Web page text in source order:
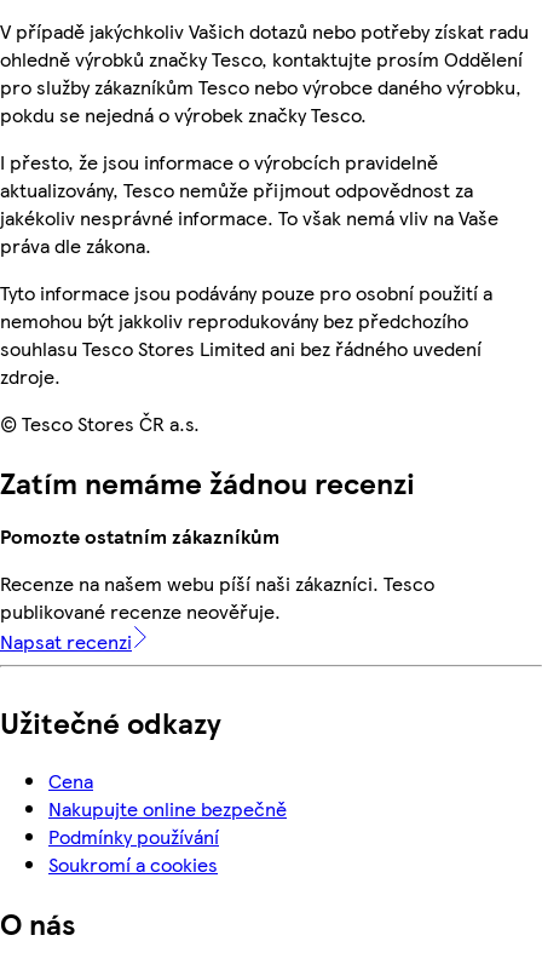
V případě jakýchkoliv Vašich dotazů nebo potřeby získat radu
ohledně výrobků značky Tesco, kontaktujte prosím Oddělení
pro služby zákazníkům Tesco nebo výrobce daného výrobku,
pokdu se nejedná o výrobek značky Tesco.
I přesto, že jsou informace o výrobcích pravidelně
aktualizovány, Tesco nemůže přijmout odpovědnost za
jakékoliv nesprávné informace. To však nemá vliv na Vaše
práva dle zákona.
Tyto informace jsou podávány pouze pro osobní použití a
nemohou být jakkoliv reprodukovány bez předchozího
souhlasu Tesco Stores Limited ani bez řádného uvedení
zdroje.
© Tesco Stores ČR a.s.
Zatím nemáme žádnou recenzi
Pomozte ostatním zákazníkům
Recenze na našem webu píší naši zákazníci. Tesco
publikované recenze neověřuje.
Napsat recenzi
Užitečné odkazy
Cena
Nakupujte online bezpečně
Podmínky používání
Soukromí a cookies
O nás